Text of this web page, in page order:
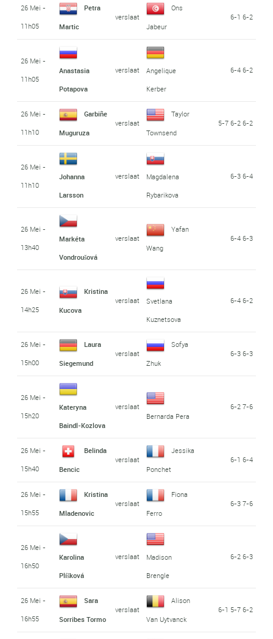
26 Mei -
11h05
Petra
Martic
verslaat
Ons
Jabeur
6-1 6-2
26 Mei -
11h05
Anastasia
Potapova
verslaat
Angelique
Kerber
6-4 6-2
26 Mei -
11h10
Garbiñe
Muguruza
verslaat
Taylor
Townsend
5-7 6-2 6-2
26 Mei -
11h10
Johanna
Larsson
verslaat
Magdalena
Rybarikova
6-3 6-4
26 Mei -
13h40
Markéta
Vondroušová
verslaat
Yafan
Wang
6-4 6-3
26 Mei -
14h25
Kristina
Kucova
verslaat
Svetlana
Kuznetsova
6-4 6-2
26 Mei -
15h00
Laura
Siegemund
verslaat
Sofya
Zhuk
6-3 6-3
26 Mei -
15h20
Kateryna
Baindl-Kozlova
verslaat
Bernarda Pera
6-2 7-6
26 Mei -
15h40
Belinda
Bencic
verslaat
Jessika
Ponchet
6-1 6-4
26 Mei -
15h55
Kristina
Mladenovic
verslaat
Fiona
Ferro
6-3 7-6
26 Mei -
16h50
Karolina
Plíšková
verslaat
Madison
Brengle
6-2 6-3
26 Mei -
16h55
Sara
Sorribes Tormo
verslaat
Alison
Van Uytvanck
6-1 5-7 6-2